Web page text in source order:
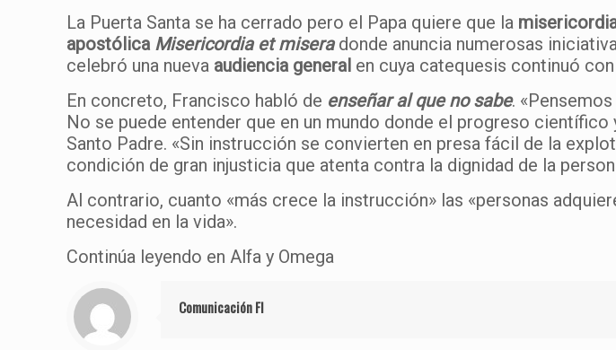
La Puerta Santa se ha cerrado pero el Papa quiere que la
apostólica Misericordia et miseradonde anuncia numerosas
celebró una nueva audiencia general en cuya catequesis continuó
En concreto, Francisco habló de enseñar al que no sabe.
No se puede entender que en un mundo donde el progreso
Santo Padre. «Sin instrucción se convierten en presa fácil de la
condición de gran injusticia que atenta contra la dignidad de la
Al contrario, cuanto «más crece la instrucción» las «personas
necesidad en la vida».
Continúa leyendo en Alfa y Omega
Comunicación FI